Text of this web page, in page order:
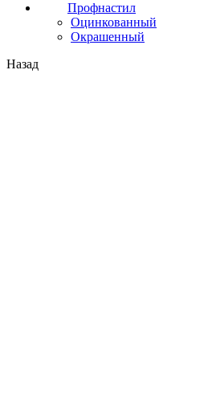
Профнастил
Оцинкованный
Окрашенный
Назад